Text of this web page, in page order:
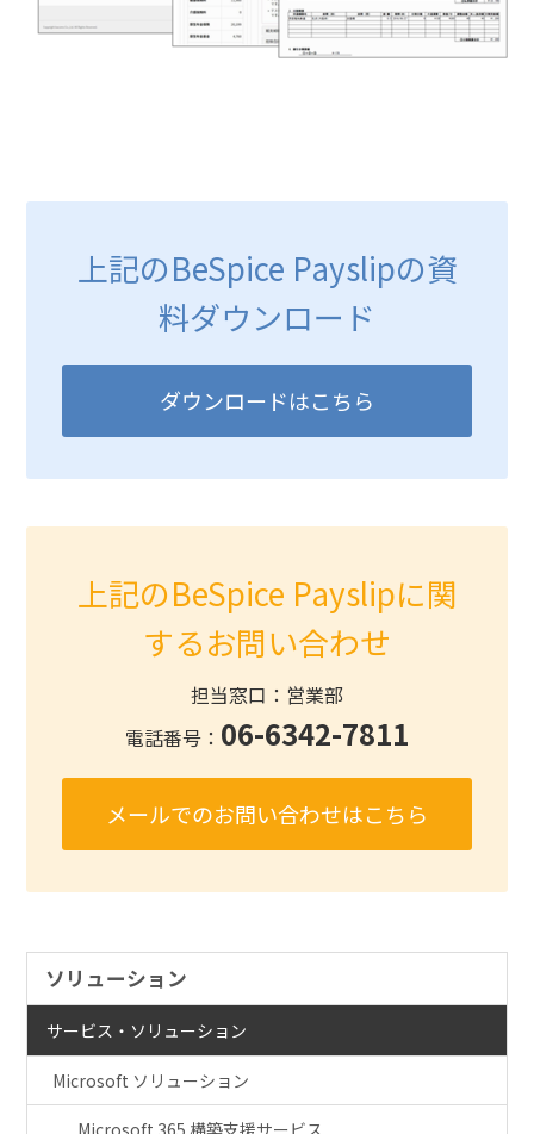
上記のBeSpice Payslipの資
料ダウンロード
ダウンロードはこちら
上記のBeSpice Payslipに関
するお問い合わせ
担当窓口：営業部
電話番号： 06-6342-7811
メールでのお問い合わせはこちら
ソリューション
サービス・ソリューション
Microsoft ソリューション
Microsoft 365 構築支援サービス